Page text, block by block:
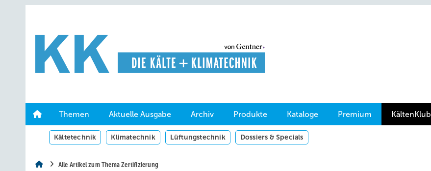
Hauptinhalt
Hauptmenü
Themen Aktuelle Ausgabe Archiv Produkte Kataloge Premium KältenKlub
Kältetechnik Klimatechnik Lüftungstechnik Dossiers & Specials
Alle Artikel zum Thema Zertifizierung